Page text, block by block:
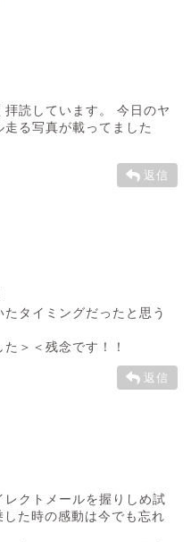
読しています。 今日のヤ
る写真が載ってました
返信
タイミングだったと思う
＞＜残念です！！
返信
クトメールを握りしめ試
た時の感動は今でも忘れ